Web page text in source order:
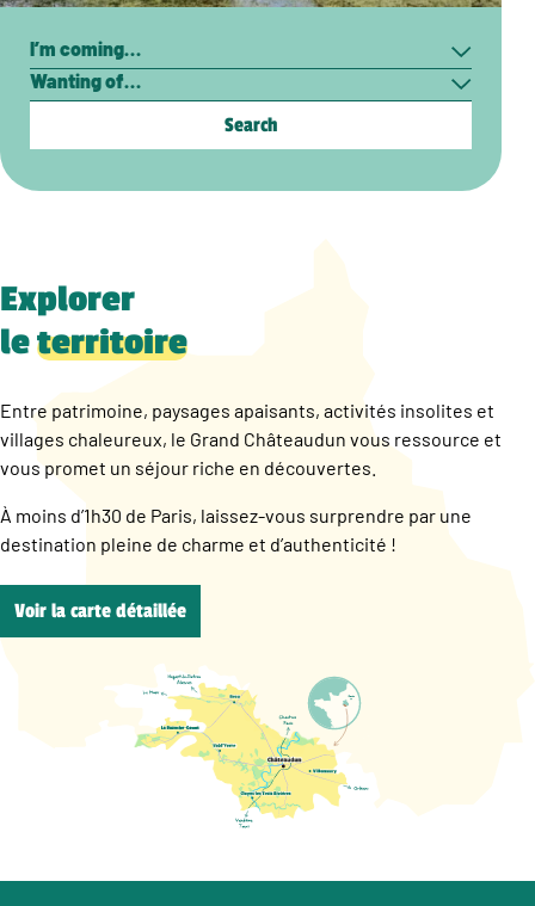
Search
Explorer
leterritoire
Entre patrimoine, paysages apaisants, activités insolites et
villages chaleureux, le Grand Châteaudun vous ressource et
vous promet un séjour riche en découvertes.
À moins d’1h30 de Paris, laissez-vous surprendre par une
destination pleine de charme et d’authenticité !
Voir la carte détaillée